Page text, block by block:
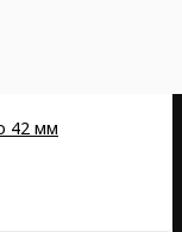
42 мм